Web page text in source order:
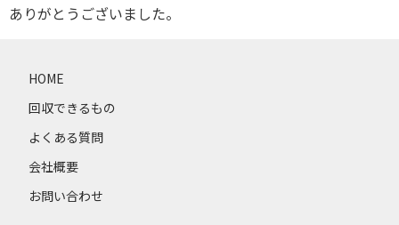
ありがとうございました。
HOME
回収できるもの
よくある質問
会社概要
お問い合わせ